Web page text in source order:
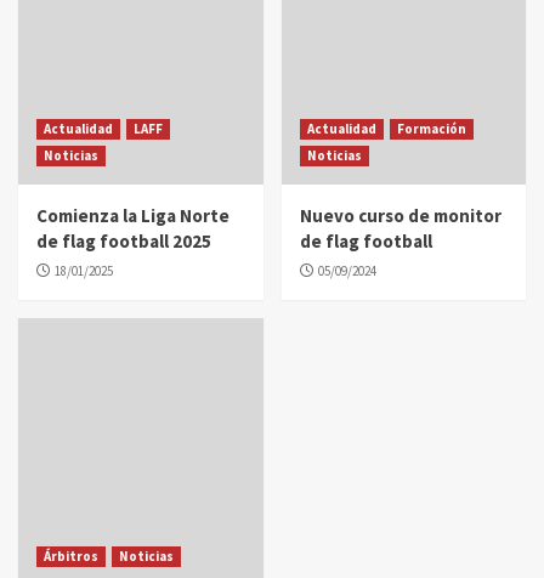
Actualidad
LAFF
Noticias
Comienza la Liga Norte
de flag football 2025
18/01/2025
Actualidad
Formación
Noticias
Nuevo curso de monitor
de flag football
05/09/2024
Árbitros Noticias